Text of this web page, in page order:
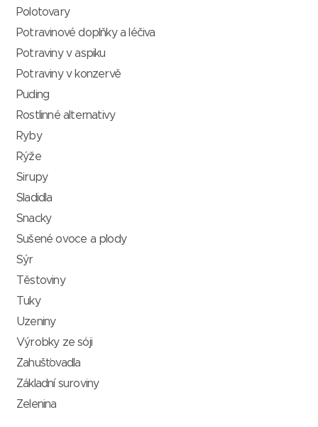
Polotovary
Potravinové doplňky a léčiva
Potraviny v aspiku
Potraviny v konzervě
Puding
Rostlinné alternativy
Ryby
Rýže
Sirupy
Sladidla
Snacky
Sušené ovoce a plody
Sýr
Těstoviny
Tuky
Uzeniny
Výrobky ze sóji
Zahušťovadla
Základní suroviny
Zelenina